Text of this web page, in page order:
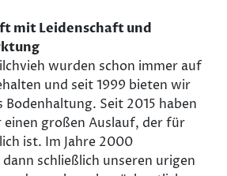
mit Leidenschaft und
wurden schon immer auf
und seit 1999 bieten wir
Bodenhaltung. Seit 2015 haben
einen großen Auslauf, der für
ist. Im Jahre 2000
schließlich unseren urigen